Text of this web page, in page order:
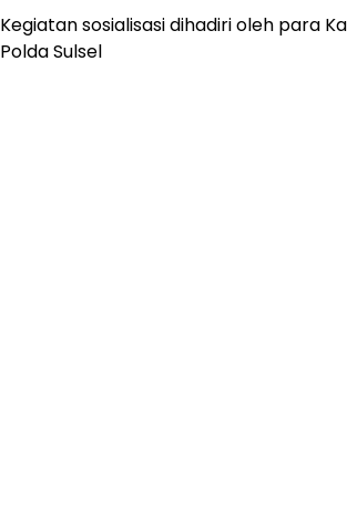
Kegiatan sosialisasi dihadiri oleh para
Polda Sulsel